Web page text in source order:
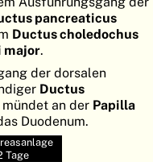
FR
pancreaticus
Ductus choledochus
major.
der dorsalen
Ductus
an der Papilla
Duodenum.
Tage